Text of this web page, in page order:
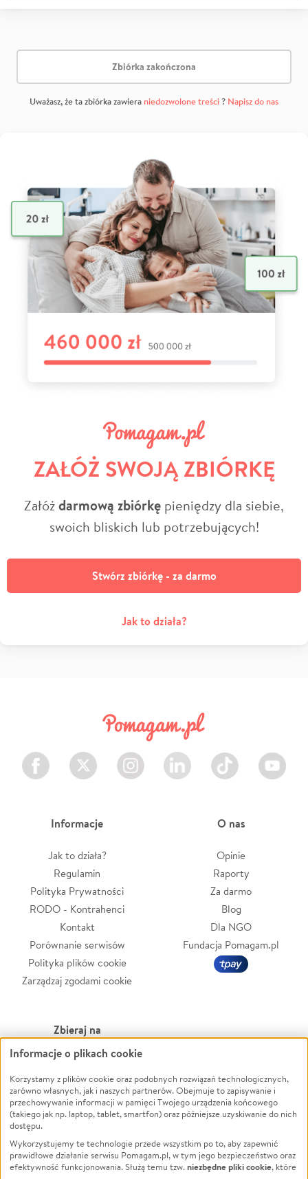
Zbiórka zakończona
Uważasz, że ta zbiórka zawiera niedozwolone treści? Napisz do nas
ZAŁÓŻ SWOJĄ ZBIÓRKĘ
Załóżdarmową zbiórkę pieniędzy dla siebie,
swoich bliskich lub potrzebujących!
Stwórz zbiórkę - za darmo
Jak to działa?
Facebook Twitter Instagram LinkedIn TikTok Youtube
Informacje
Jak to działa?
Regulamin
Polityka Prywatności
RODO - Kontrahenci
Kontakt
Porównanie serwisów
Polityka plików cookie
Zarządzaj zgodami cookie
O nas
Opinie
Raporty
Za darmo
Blog
Dla NGO
Fundacja Pomagam.pl
Zbieraj na
Leczenie
Zwierzęta
Pożar
Ukraina
Pomoc Finansowa
Projekty
Powódź
Wichura
NGO
Edukacja
Podróż
Informacje o plikach cookie
Korzystamy z plików cookie oraz podobnych rozwiązań technologicznych,
zarówno własnych, jak i naszych partnerów. Obejmuje to zapisywanie i
przechowywanie informacji w pamięci Twojego urządzenia końcowego
(takiego jak np. laptop, tablet, smartfon) oraz późniejsze uzyskiwanie do nich
dostępu.
Wykorzystujemy te technologie przede wszystkim po to, aby zapewnić
prawidłowe działanie serwisu Pomagam.pl, w tym jego bezpieczeństwo oraz
efektywność funkcjonowania. Służą temu tzw.niezbędne pliki cookie, które